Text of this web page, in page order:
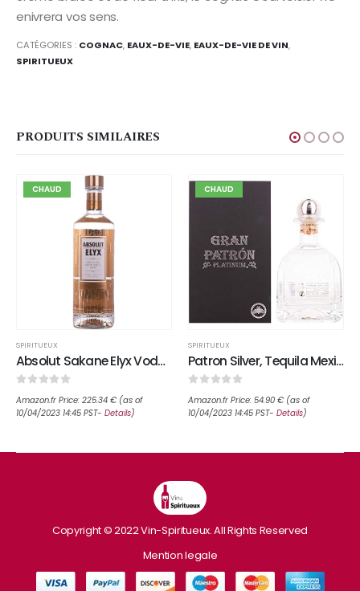
enivrera vos sens.
CATÉGORIES : COGNAC, EAUX-DE-VIE, EAUX-DE-VIE DE VIN,
SPIRITUEUX
PRODUITS SIMILAIRES
CHAUD
SPIRITUEUX
Absolut Sakane Elyx Vodka V4 3 L
Amazon.fr Price: 225.34 € (as of
10/04/2023 14:45 PST- Details)
CHAUD
SPIRITUEUX
Patron Silver, Tequila Mexicaine Premium, 70cl, 40%
Amazon.fr Price: 54.90 € (as of
10/04/2023 14:45 PST- Details)
Copyright © 2022 Vin-Spiritueux. All Rights Reserved
Mention legale